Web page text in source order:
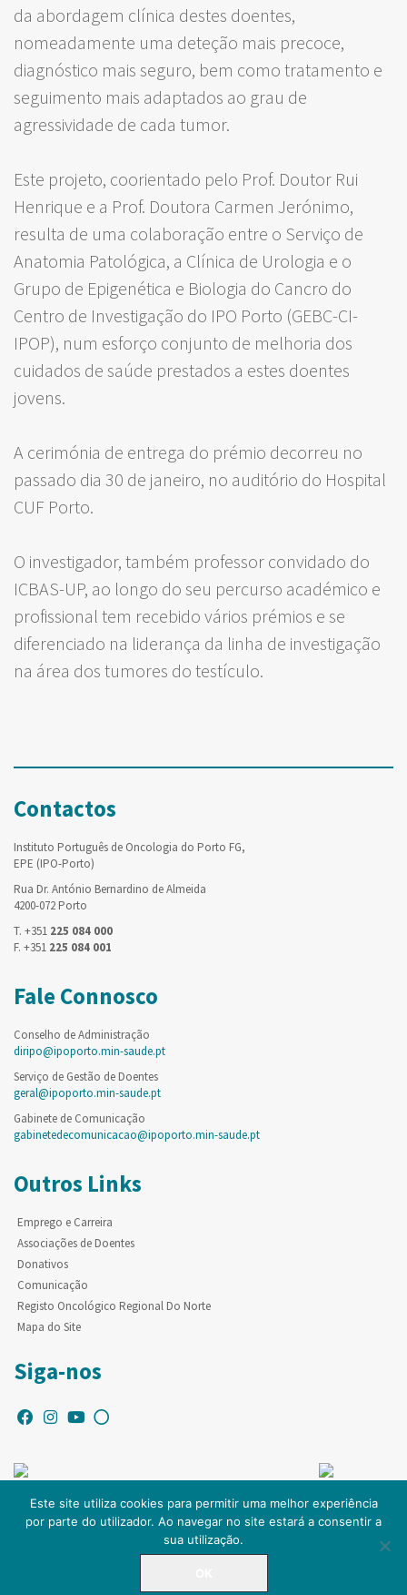
da abordagem clínica destes doentes,
nomeadamente uma deteção mais precoce,
diagnóstico mais seguro, bem como tratamento e
seguimento mais adaptados ao grau de
agressividade de cada tumor.
Este projeto, coorientado pelo Prof. Doutor Rui
Henrique e a Prof. Doutora Carmen Jerónimo,
resulta de uma colaboração entre o Serviço de
Anatomia Patológica, a Clínica de Urologia e o
Grupo de Epigenética e Biologia do Cancro do
Centro de Investigação do IPO Porto (GEBC-CI-
IPOP), num esforço conjunto de melhoria dos
cuidados de saúde prestados a estes doentes
jovens.
A cerimónia de entrega do prémio decorreu no
passado dia 30 de janeiro, no auditório do Hospital
CUF Porto.
O investigador, também professor convidado do
ICBAS-UP, ao longo do seu percurso académico e
profissional tem recebido vários prémios e se
diferenciado na liderança da linha de investigação
na área dos tumores do testículo.
Contactos
Instituto Português de Oncologia do Porto FG,
EPE (IPO-Porto)
Rua Dr. António Bernardino de Almeida
4200-072 Porto
T. +351 225 084 000
F. +351 225 084 001
Fale Connosco
Conselho de Administração
diripo@ipoporto.min-saude.pt
Serviço de Gestão de Doentes
geral@ipoporto.min-saude.pt
Gabinete de Comunicação
gabinetedecomunicacao@ipoporto.min-saude.pt
Outros Links
Emprego e Carreira
Associações de Doentes
Donativos
Comunicação
Registo Oncológico Regional Do Norte
Mapa do Site
Siga-nos
© Copyright IPO-PORTO. Todos os direitos reservados.
Este site utiliza cookies para permitir uma melhor experiência
por parte do utilizador. Ao navegar no site estará a consentir a
sua utilização.